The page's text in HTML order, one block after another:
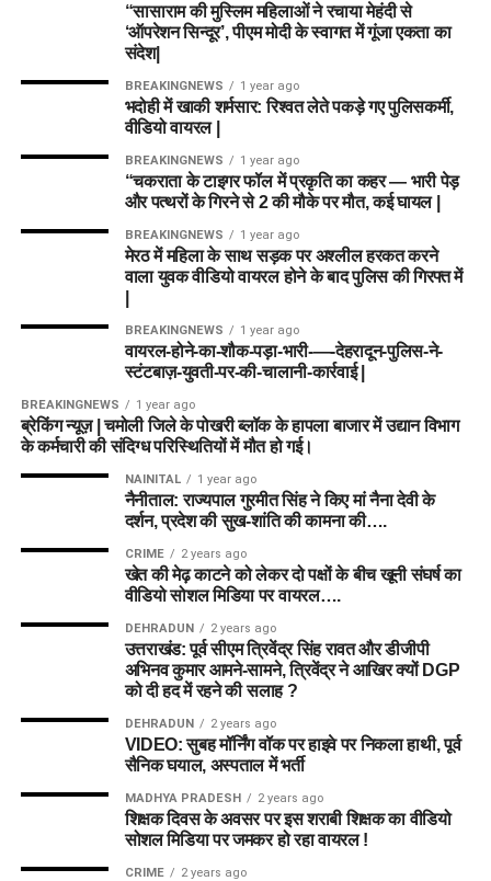
“सासाराम की मुस्लिम महिलाओं ने रचाया मेहंदी से
‘ऑपरेशन सिन्दूर’, पीएम मोदी के स्वागत में गूंजा एकता का
संदेश|
BREAKINGNEWS 1 year ago
भदोही में खाकी शर्मसार: रिश्वत लेते पकड़े गए पुलिसकर्मी,
वीडियो वायरल |
BREAKINGNEWS 1 year ago
“चकराता के टाइगर फॉल में प्रकृति का कहर — भारी पेड़
और पत्थरों के गिरने से 2 की मौके पर मौत, कई घायल |
BREAKINGNEWS 1 year ago
मेरठ में महिला के साथ सड़क पर अश्लील हरकत करने
वाला युवक वीडियो वायरल होने के बाद पुलिस की गिरफ्त में
BREAKINGNEWS 1 year ago
वायरल-होने-का-शौक-पड़ा-भारी-—-देहरादून-पुलिस-ने-
स्टंटबाज़-युवती-पर-की-चालानी-कार्रवाई |
BREAKINGNEWS 1 year ago
ब्रेकिंग न्यूज़ | चमोली जिले के पोखरी ब्लॉक के हापला बाजार में उद्यान विभाग
के कर्मचारी की संदिग्ध परिस्थितियों में मौत हो गई।
NAINITAL 1 year ago
नैनीताल: राज्यपाल गुरमीत सिंह ने किए मां नैना देवी के
दर्शन, प्रदेश की सुख-शांति की कामना की….
CRIME 2 years ago
खेत की मेढ़ काटने को लेकर दो पक्षों के बीच खूनी संघर्ष का
वीडियो सोशल मिडिया पर वायरल….
DEHRADUN 2 years ago
उत्तराखंड: पूर्व सीएम त्रिवेंद्र सिंह रावत और डीजीपी
अभिनव कुमार आमने-सामने, त्रिवेंद्र ने आखिर क्यों DGP
को दी हद में रहने की सलाह ?
DEHRADUN 2 years ago
VIDEO: सुबह मॉर्निंग वॉक पर हाइवे पर निकला हाथी, पूर्व
सैनिक घयाल, अस्पताल में भर्ती
MADHYA PRADESH 2 years ago
शिक्षक दिवस के अवसर पर इस शराबी शिक्षक का वीडियो
सोशल मिडिया पर जमकर हो रहा वायरल !
CRIME 2 years ago